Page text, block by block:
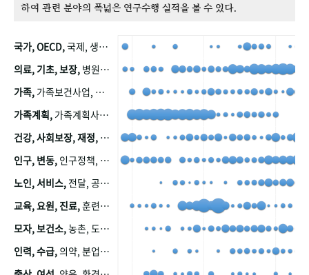
하여 관련 분야의 폭넓은 연구수행 실적을 볼 수 있다.
국가, OECD,국제, 생산, 아시아, 태평양, 태평양지역, 참가
의료, 기초, 보장, 병원, 가정, 연금, 연계, 공적, 일본, 생활, 국민기초생활보장제도, 국민연금, 기금, 저소득층, 근로, 자활, 급여, 환자, 의료비, 모니터링, 한국복지패널, 소득, 지표, 빈곤, 노후, 장애인
가족, 가족보건사업, 산업, 친화, 전국, 출산력
가족계획, 가족계획사업, 가족계획사업평가, 한국가족계획사업, 피임, 보급, 부인, 자궁, 피임약
건강, 사회보장, 재정,
인구, 변동, 인구정책, 저출산, 고령사회, 고령화, 이동, 남북한, 지방자치단체, 컨설팅, 복지정책평가, 집, 사회개발
노인, 서비스, 전달, 공공, 보육, 수요, 공급, 사회서비스, 데이터, 보호, 요양, 아동, 예방, 청소년, 효율, 자원
교육, 요원, 진료,훈련, 보건요원, 마을, 마을건강사업, 보조원, 진료원, 보건진료원, 보건진료원교재
모자, 보건소,농촌, 도시, 금연, 농촌지역, 모자보건사업
인력, 수급,의약, 분업, 식품, 의약품, 의사, 안전